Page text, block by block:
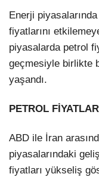
Enerji
fiyatlarını
piyasalarda petrol
geçmesiyle birlikte
yaşandı.
PETROL
ABD ile İran
piyasalarındaki
fiyatları yükseliş